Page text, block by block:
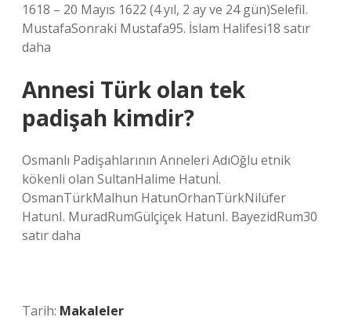
1618 – 20 Mayıs 1622 (4 yıl, 2 ay ve 24 gün)SelefiI.
MustafaSonraki Mustafa95. İslam Halifesi18 satır
daha
Annesi Türk olan tek
padişah kimdir?
Osmanlı Padişahlarının Anneleri AdıOğlu etnik
kökenli olan SultanHalime Hatunİ.
OsmanTürkMalhun HatunOrhanTürkNilüfer
HatunI. MuradRumGülçiçek HatunI. BayezidRum30
satır daha
Tarih: Makaleler